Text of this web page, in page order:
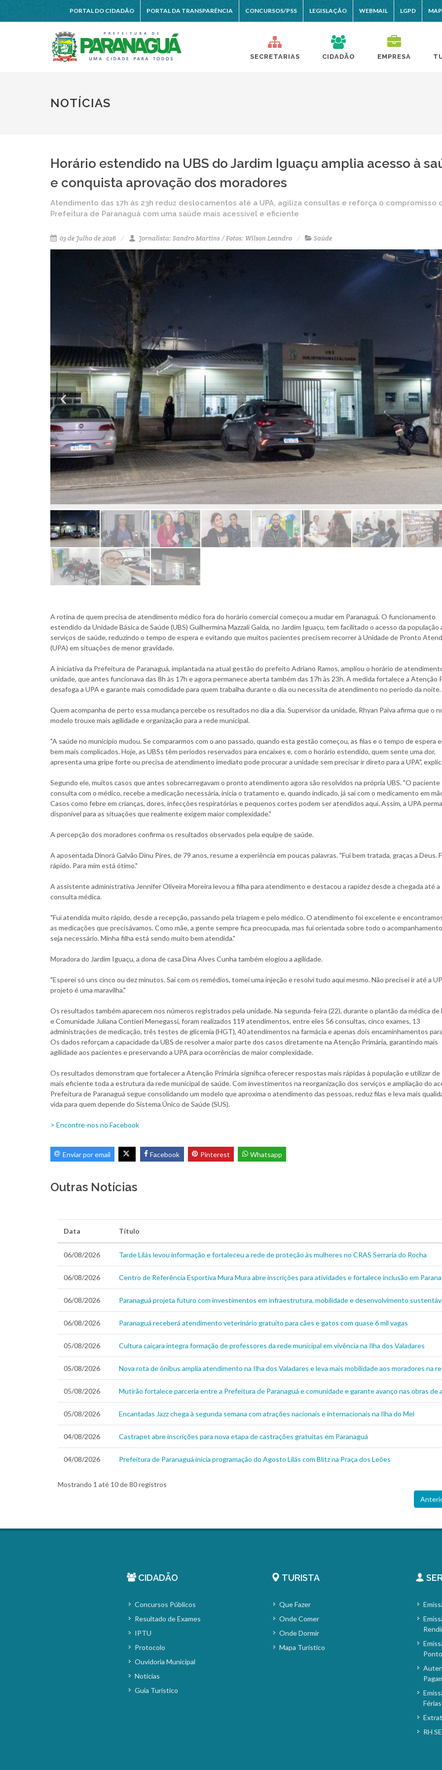
PORTAL DO CIDADÃO PORTAL DA TRANSPARÊNCIA CONCURSOS/PSS LEGISLAÇÃO WEBMAIL LGPD
SECRETARIAS CIDADÃO EMPRESA
NOTÍCIAS
Horário estendido na UBS do Jardim Iguaçu amplia acesso à
e conquista aprovação dos moradores
Atendimento das 17h às 23h reduz deslocamentos até a UPA, agiliza consultas e reforça o compromisso
Prefeitura de Paranaguá com uma saúde mais acessível e eficiente
03 de Julho de 2026 Jornalista: Sandro Martins / Fotos: Wilson Leandro Saúde
A rotina de quem precisa de atendimento médico fora do horário comercial começou a mudar em Paranaguá. O funcionamento
estendido da Unidade Básica de Saúde (UBS) Guilhermina Mazzali Gaida, no Jardim Iguaçu, tem facilitado o acesso da população
serviços de saúde, reduzindo o tempo de espera e evitando que muitos pacientes precisem recorrer à Unidade de Pronto
(UPA) em situações de menor gravidade.
A iniciativa da Prefeitura de Paranaguá, implantada na atual gestão do prefeito Adriano Ramos, ampliou o horário de
unidade, que antes funcionava das 8h às 17h e agora permanece aberta também das 17h às 23h. A medida fortalece a Atenção
desafoga a UPA e garante mais comodidade para quem trabalha durante o dia ou necessita de atendimento no período da noite.
Quem acompanha de perto essa mudança percebe os resultados no dia a dia. Supervisor da unidade, Rhyan Paiva afirma que o
modelo trouxe mais agilidade e organização para a rede municipal.
"A saúde no município mudou. Se compararmos com o ano passado, quando esta gestão começou, as filas e o tempo de espera
bem mais complicados. Hoje, as UBSs têm períodos reservados para encaixes e, com o horário estendido, quem sente uma dor,
apresenta uma gripe forte ou precisa de atendimento imediato pode procurar a unidade sem precisar ir direto para a UPA",
Segundo ele, muitos casos que antes sobrecarregavam o pronto atendimento agora são resolvidos na própria UBS. "O paciente
consulta com o médico, recebe a medicação necessária, inicia o tratamento e, quando indicado, já sai com o medicamento em
Casos como febre em crianças, dores, infecções respiratórias e pequenos cortes podem ser atendidos aqui. Assim, a UPA
disponível para as situações que realmente exigem maior complexidade."
A percepção dos moradores confirma os resultados observados pela equipe de saúde.
A aposentada Dinorá Galvão Dinu Pires, de 79 anos, resume a experiência em poucas palavras. "Fui bem tratada, graças a Deus.
rápido. Para mim está ótimo."
A assistente administrativa Jennifer Oliveira Moreira levou a filha para atendimento e destacou a rapidez desde a chegada até a
consulta médica.
"Fui atendida muito rápido, desde a recepção, passando pela triagem e pelo médico. O atendimento foi excelente e
as medicações que precisávamos. Como mãe, a gente sempre fica preocupada, mas fui orientada sobre todo o
seja necessário. Minha filha está sendo muito bem atendida."
Moradora do Jardim Iguaçu, a dona de casa Dina Alves Cunha também elogiou a agilidade.
"Esperei só uns cinco ou dez minutos. Saí com os remédios, tomei uma injeção e resolvi tudo aqui mesmo. Não precisei ir até a
projeto é uma maravilha."
Os resultados também aparecem nos números registrados pela unidade. Na segunda-feira (22), durante o plantão da médica de
e Comunidade Juliana Contieri Menegassi, foram realizados 119 atendimentos, entre eles 56 consultas, cinco exames, 13
administrações de medicação, três testes de glicemia (HGT), 40 atendimentos na farmácia e apenas dois encaminhamentos
Os dados reforçam a capacidade da UBS de resolver a maior parte dos casos diretamente na Atenção Primária, garantindo mais
agilidade aos pacientes e preservando a UPA para ocorrências de maior complexidade.
Os resultados demonstram que fortalecer a Atenção Primária significa oferecer respostas mais rápidas à população e utilizar de
mais eficiente toda a estrutura da rede municipal de saúde. Com investimentos na reorganização dos serviços e ampliação do
Prefeitura de Paranaguá segue consolidando um modelo que aproxima o atendimento das pessoas, reduz filas e leva mais
vida para quem depende do Sistema Único de Saúde (SUS).
> Encontre-nos no Facebook
Enviar por email Facebook Pinterest Whatsapp
Outras Notícias
Data Título
06/08/2026 Tarde Lilás levou informação e fortaleceu a rede de proteção às mulheres no CRAS Serraria do Rocha
06/08/2026 Centro de Referência Esportiva Mura Mura abre inscrições para atividades e fortalece inclusão em
06/08/2026 Paranaguá projeta futuro com investimentos em infraestrutura, mobilidade e desenvolvimento
06/08/2026 Paranaguá receberá atendimento veterinário gratuito para cães e gatos com quase 6 mil vagas
05/08/2026 Cultura caiçara integra formação de professores da rede municipal em vivência na Ilha dos Valadares
05/08/2026 Nova rota de ônibus amplia atendimento na Ilha dos Valadares e leva mais mobilidade aos moradores na
05/08/2026 Mutirão fortalece parceria entre a Prefeitura de Paranaguá e comunidade e garante avanço nas obras de
05/08/2026 Encantadas Jazz chega à segunda semana com atrações nacionais e internacionais na Ilha do Mel
04/08/2026 Castrapet abre inscrições para nova etapa de castrações gratuitas em Paranaguá
04/08/2026 Prefeitura de Paranaguá inicia programação do Agosto Lilás com Blitz na Praça dos Leões
Mostrando 1 até 10 de 80 registros
CIDADÃO
Concursos Públicos
Resultado de Exames
IPTU
Protocolo
Ouvidoria Municipal
Notícias
Guia Turístico
TURISTA
Que Fazer
Onde Comer
Onde Dormir
Mapa Turístico
Ponto
Férias
RH